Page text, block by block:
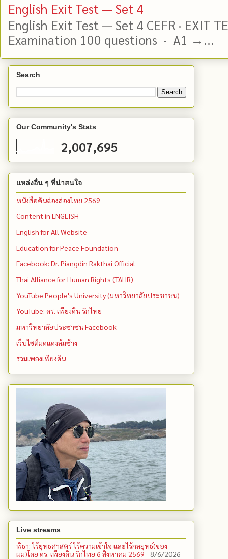
English Exit Test — Set 4
English Exit Test — Set 4 CEFR · EXIT
Examination 100 questions · A1 →...
Search
Our Community's Stats
2,007,695
แหล่งอื่น ๆ ที่น่าสนใจ
หนังสือคันฉ่องส่องไทย 2569
Content in ENGLISH
English for All Website
Education for Peace Foundation
Facebook: Dr. Piangdin Rakthai Official
Thai Alliance for Human Rights (TAHR)
YouTube People's University (มหาวิทยาลัยประชาชน)
YouTube: ดร. เพียงดิน รักไทย
มหาวิทยาลัยประชาชน Facebook
เว็บไซต์มดแดงล้มช้าง
รวมเพลงเพียงดิน
Live streams
พิธา: ไร้ยุทธศาสตร์ ไร้ความเข้าใจ และไร้กลยุทธ์(ของ
ผม)โดย ดร. เพียงดิน รักไทย 6 สิงหาคม 2569 - 8/6/2026